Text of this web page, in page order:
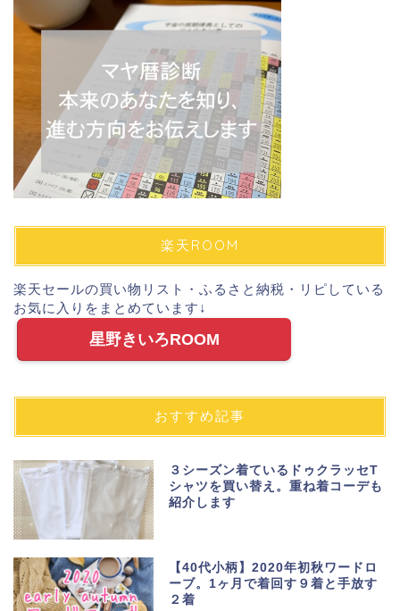
楽天ROOM
楽天セールの買い物リスト・ふるさと納税・リピしている
お気に入りをまとめています↓
星野きいろROOM
おすすめ記事
３シーズン着ているドゥクラッセT
シャツを買い替え。重ね着コーデも
紹介します
【40代小柄】2020年初秋ワードロ
ーブ。1ヶ月で着回す９着と手放す
２着